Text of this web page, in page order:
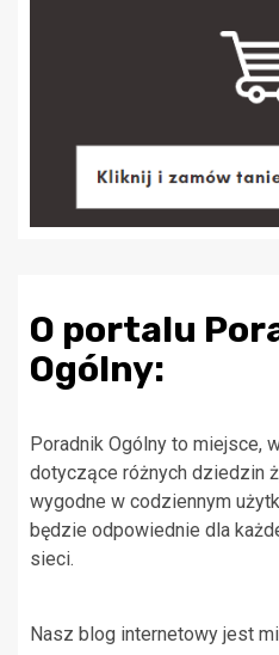
O portalu
Ogólny:
Poradnik Ogólny to miejsce,
dotyczące różnych dziedzin
wygodne w codziennym
będzie odpowiednie dla
sieci.
Nasz blog internetowy jest